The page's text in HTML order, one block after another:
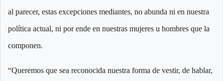
al parecer, estas excepciones mediantes, no abunda ni en nuestra
política actual, ni por ende en nuestras mujeres u hombres que la
componen.
“Queremos que sea reconocida nuestra forma de vestir, de hablar,